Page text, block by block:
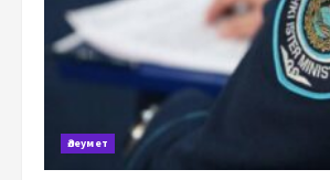
Әлеумет